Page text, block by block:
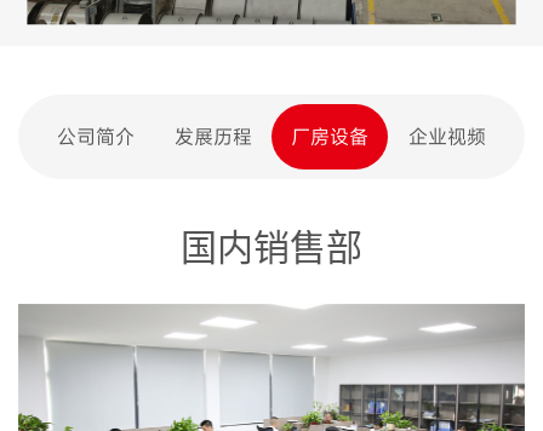
公司简介 发展历程 厂房设备 企业视频
国内销售部